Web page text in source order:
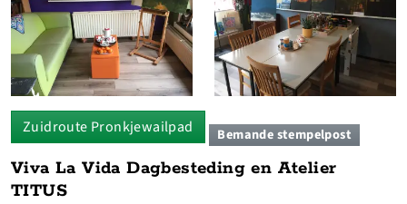
Zuidroute Pronkjewailpad Bemande stempelpost
Viva La Vida Dagbesteding en Atelier
TITUS